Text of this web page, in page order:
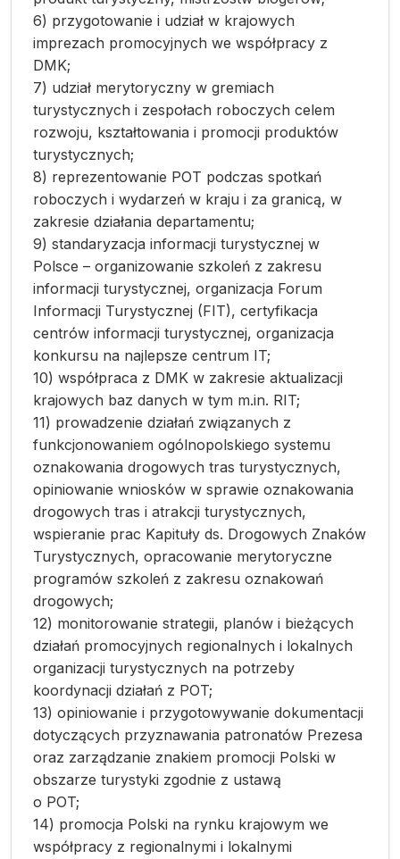
6) przygotowanie i udział w krajowych
imprezach promocyjnych we współpracy z
DMK;
7) udział merytoryczny w gremiach
turystycznych i zespołach roboczych celem
rozwoju, kształtowania i promocji produktów
turystycznych;
8) reprezentowanie POT podczas spotkań
roboczych i wydarzeń w kraju i za granicą, w
zakresie działania departamentu;
9) standaryzacja informacji turystycznej w
Polsce – organizowanie szkoleń z zakresu
informacji turystycznej, organizacja Forum
Informacji Turystycznej (FIT), certyfikacja
centrów informacji turystycznej, organizacja
konkursu na najlepsze centrum IT;
10) współpraca z DMK w zakresie aktualizacji
krajowych baz danych w tym m.in. RIT;
11) prowadzenie działań związanych z
funkcjonowaniem ogólnopolskiego systemu
oznakowania drogowych tras turystycznych,
opiniowanie wniosków w sprawie oznakowania
drogowych tras i atrakcji turystycznych,
wspieranie prac Kapituły ds. Drogowych Znaków
Turystycznych, opracowanie merytoryczne
programów szkoleń z zakresu oznakowań
drogowych;
12) monitorowanie strategii, planów i bieżących
działań promocyjnych regionalnych i lokalnych
organizacji turystycznych na potrzeby
koordynacji działań z POT;
13) opiniowanie i przygotowywanie dokumentacji
dotyczących przyznawania patronatów Prezesa
oraz zarządzanie znakiem promocji Polski w
obszarze turystyki zgodnie z ustawą
o POT;
14) promocja Polski na rynku krajowym we
współpracy z regionalnymi i lokalnymi